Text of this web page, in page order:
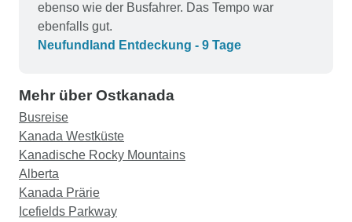
ebenso wie der Busfahrer. Das Tempo war
ebenfalls gut.
Neufundland Entdeckung - 9 Tage
Mehr über Ostkanada
Busreise
Kanada Westküste
Kanadische Rocky Mountains
Alberta
Kanada Prärie
Icefields Parkway